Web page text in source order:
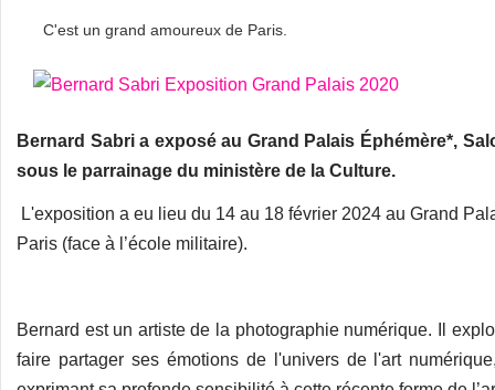
C'est un grand amoureux de Paris.
Bernard Sabri a exposé au Grand Palais Éphémère*,
sous le parrainage du ministère de la Culture.
L'exposition a eu lieu du 14 au 18 février 2024 au Grand
Paris (face à l’école militaire).
Bernard est un artiste de la photographie numérique. Il
faire partager ses émotions de l'univers de l'art